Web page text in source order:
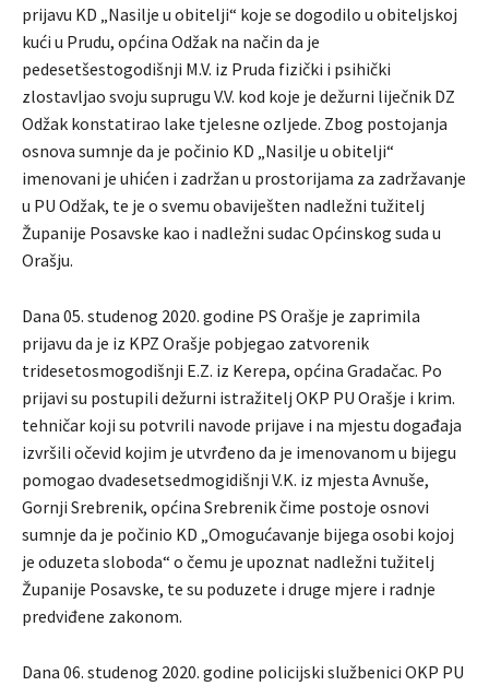
prijavu KD „Nasilje u obitelji“ koje se dogodilo u obiteljskoj
kući u Prudu, općina Odžak na način da je
pedesetšestogodišnji M.V. iz Pruda fizički i psihički
zlostavljao svoju suprugu V.V. kod koje je dežurni liječnik DZ
Odžak konstatirao lake tjelesne ozljede. Zbog postojanja
osnova sumnje da je počinio KD „Nasilje u obitelji“
imenovani je uhićen i zadržan u prostorijama za zadržavanje
u PU Odžak, te je o svemu obaviješten nadležni tužitelj
Županije Posavske kao i nadležni sudac Općinskog suda u
Orašju.
Dana 05. studenog 2020. godine PS Orašje je zaprimila
prijavu da je iz KPZ Orašje pobjegao zatvorenik
tridesetosmogodišnji E.Z. iz Kerepa, općina Gradačac. Po
prijavi su postupili dežurni istražitelj OKP PU Orašje i krim.
tehničar koji su potvrili navode prijave i na mjestu događaja
izvršili očevid kojim je utvrđeno da je imenovanom u bijegu
pomogao dvadesetsedmogidišnji V.K. iz mjesta Avnuše,
Gornji Srebrenik, općina Srebrenik čime postoje osnovi
sumnje da je počinio KD „Omogućavanje bijega osobi kojoj
je oduzeta sloboda“ o čemu je upoznat nadležni tužitelj
Županije Posavske, te su poduzete i druge mjere i radnje
predviđene zakonom.
Dana 06. studenog 2020. godine policijski službenici OKP PU